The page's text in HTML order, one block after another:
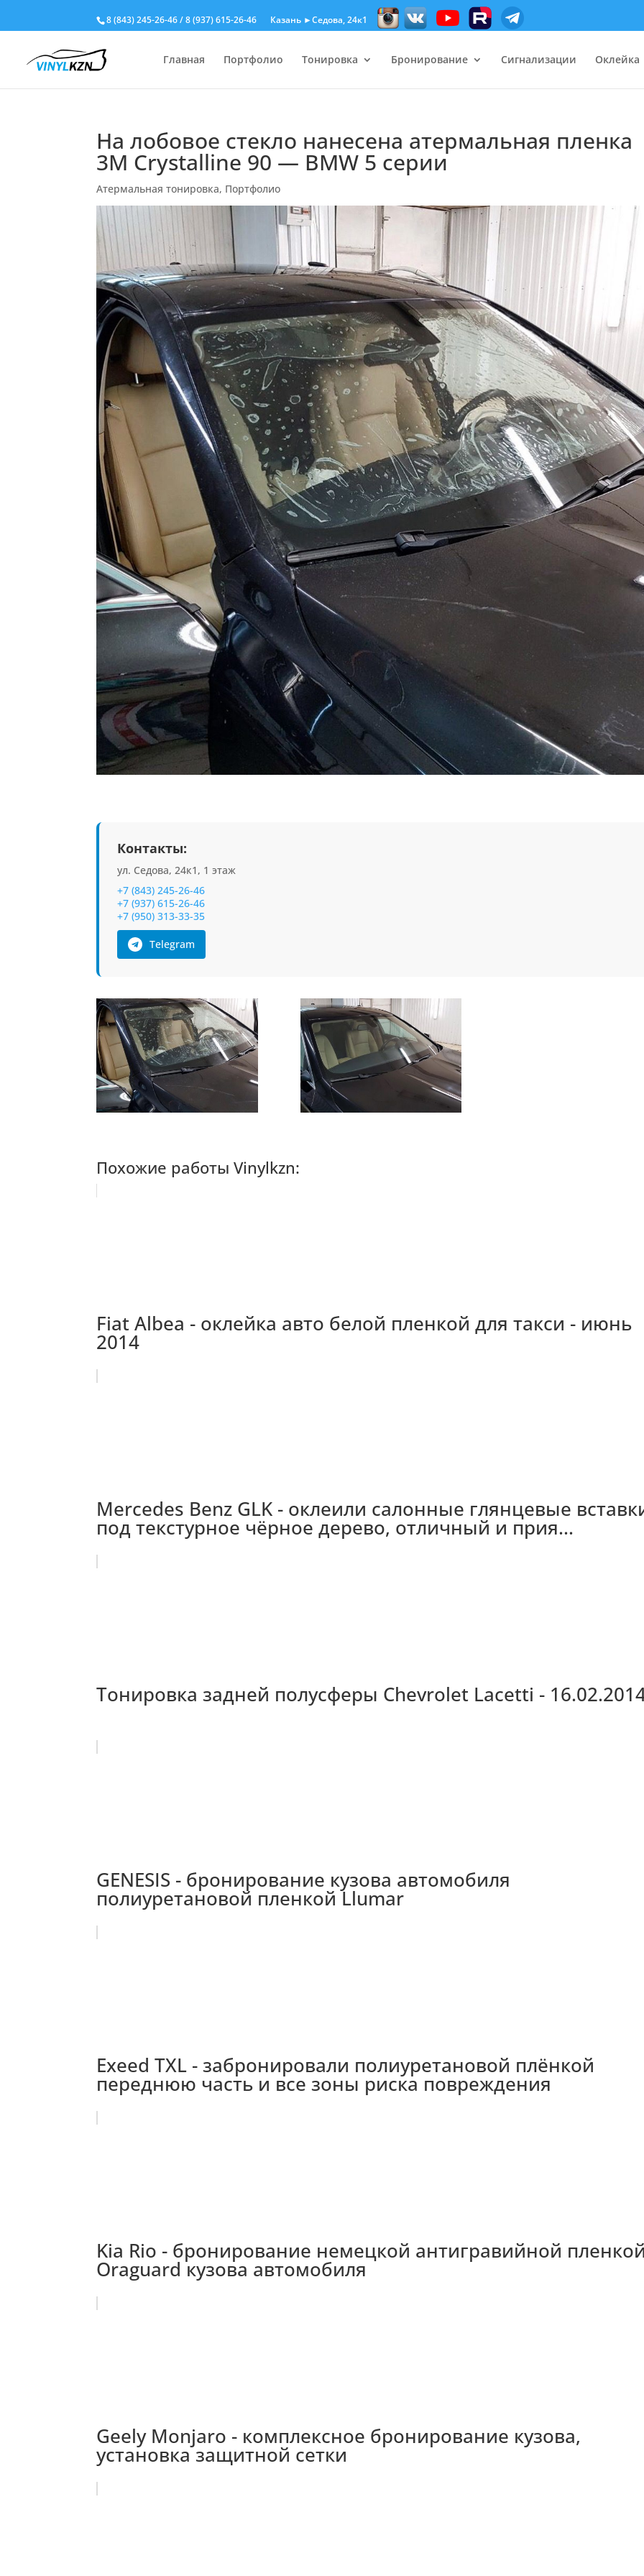
8 (843) 245-26-46/8 (937) 615-26-46 Казань ►Седова, 24к1
Главная Портфолио Тонировка Бронирование Сигнализации Оклейка
На лобовое стекло нанесена атермальная пленка
3M Crystalline 90 — BMW 5 серии
Атермальная тонировка, Портфолио
Контакты:
ул. Седова, 24к1, 1 этаж
+7 (843) 245-26-46
+7 (937) 615-26-46
+7 (950) 313-33-35
Telegram
Похожие работы Vinylkzn:
Fiat Albea - оклейка авто белой пленкой для такси - июнь
2014
Mercedes Benz GLK - оклеили салонные глянцевые
под текстурное чёрное дерево, отличный и прия...
Тонировка задней полусферы Chevrolet Lacetti -
GENESIS - бронирование кузова автомобиля
полиуретановой пленкой Llumar
Exeed TXL - забронировали полиуретановой плёнкой
переднюю часть и все зоны риска повреждения
Kia Rio - бронирование немецкой антигравийной
Oraguard кузова автомобиля
Geely Monjaro - комплексное бронирование кузова,
установка защитной сетки